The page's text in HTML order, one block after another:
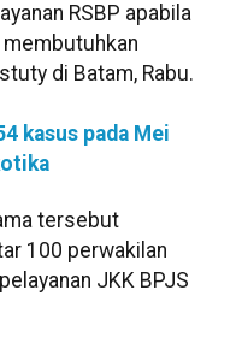
RSBP apabila
di Batam, Rabu.
kasus pada Mei
tersebut
100 perwakilan
JKK BPJS